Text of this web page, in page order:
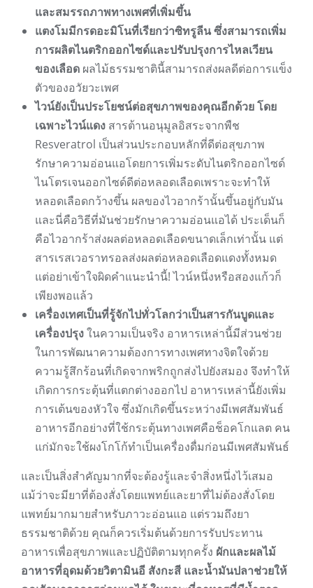
และสมรรถภาพทางเพศที่เพิ่มขึ้น
แตงโมมีกรดอะมิโนที่เรียกว่าซิทรูลีน ซึ่งสามารถเพิ่ม
การผลิตไนตริกออกไซด์และปรับปรุงการไหลเวียน
ของเลือด ผลไม้ธรรมชาตินี้สามารถส่งผลดีต่อการแข็ง
ตัวของอวัยวะเพศ
ไวน์ยังเป็นประโยชน์ต่อสุขภาพของคุณอีกด้วย โดย
เฉพาะไวน์แดง สารต้านอนุมูลอิสระจากพืช
Resveratrol เป็นส่วนประกอบหลักที่ดีต่อสุขภาพ
รักษาความอ่อนแอโดยการเพิ่มระดับไนตริกออกไซด์
ไนโตรเจนออกไซด์ดีต่อหลอดเลือดเพราะจะทำให้
หลอดเลือดกว้างขึ้น ผลของไวอากร้านั้นขึ้นอยู่กับมัน
และนี่คือวิธีที่มันช่วยรักษาความอ่อนแอได้ ประเด็นก็
คือไวอากร้าส่งผลต่อหลอดเลือดขนาดเล็กเท่านั้น แต่
สารเรสเวอราทรอลส่งผลต่อหลอดเลือดแดงทั้งหมด
แต่อย่าเข้าใจผิดคำแนะนำนี้! ไวน์หนึ่งหรือสองแก้วก็
เพียงพอแล้ว
เครื่องเทศเป็นที่รู้จักไปทั่วโลกว่าเป็นสารกันบูดและ
เครื่องปรุงในความเป็นจริง อาหารเหล่านี้มีส่วนช่วย
ในการพัฒนาความต้องการทางเพศทางจิตใจด้วย
ความรู้สึกร้อนที่เกิดจากพริกถูกส่งไปยังสมอง จึงทำให้
เกิดการกระตุ้นที่แตกต่างออกไป อาหารเหล่านี้ยังเพิ่ม
การเต้นของหัวใจ ซึ่งมักเกิดขึ้นระหว่างมีเพศสัมพันธ์
อาหารอีกอย่างที่ใช้กระตุ้นทางเพศคือช็อคโกแลต คน
แก่มักจะใช้ผงโกโก้ทำเป็นเครื่องดื่มก่อนมีเพศสัมพันธ์
และเป็นสิ่งสำคัญมากที่จะต้องรู้และจำสิ่งหนึ่งไว้เสมอ
แม้ว่าจะมียาที่ต้องสั่งโดยแพทย์และยาที่ไม่ต้องสั่งโดย
แพทย์มากมายสำหรับภาวะอ่อนแอ แต่รวมถึงยา
ธรรมชาติด้วย คุณก็ควรเริ่มต้นด้วยการรับประทาน
อาหารเพื่อสุขภาพและปฏิบัติตามทุกครั้ง ผักและผลไม้
อาหารที่อุดมด้วยวิตามินอี สังกะสี และน้ำมันปลาช่วยให้